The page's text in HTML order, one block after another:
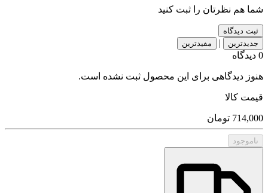
شما هم نظرتان را ثبت کنید
ثبت دیدگاه
جدیدترین
| مفیدترین
0 دیدگاه
هنوز دیدگاهی برای این محصول ثبت نشده است.
قیمت کالا
714,000 تومان
ناموجود